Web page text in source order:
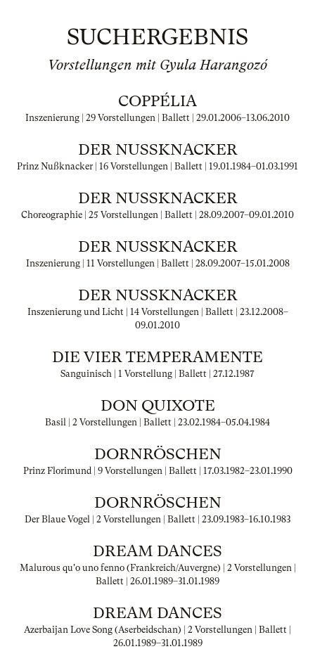
SUCHERGEBNIS
Vorstellungen mit Gyula Harangozó
COPPÉLIA
Inszenierung | 29 Vorstellungen | Ballett | 29.01.2006–13.06.2010
DER NUSSKNACKER
Prinz Nußknacker | 16 Vorstellungen | Ballett | 19.01.1984–01.03.1991
DER NUSSKNACKER
Choreographie | 25 Vorstellungen | Ballett | 28.09.2007–09.01.2010
DER NUSSKNACKER
Inszenierung | 11 Vorstellungen | Ballett | 28.09.2007–15.01.2008
DER NUSSKNACKER
Inszenierung und Licht | 14 Vorstellungen | Ballett | 23.12.2008–
09.01.2010
DIE VIER TEMPERAMENTE
Sanguinisch | 1 Vorstellung | Ballett | 27.12.1987
DON QUIXOTE
Basil | 2 Vorstellungen | Ballett | 23.02.1984–05.04.1984
DORNRÖSCHEN
Prinz Florimund | 9 Vorstellungen | Ballett | 17.03.1982–23.01.1990
DORNRÖSCHEN
Der Blaue Vogel | 2 Vorstellungen | Ballett | 23.09.1983–16.10.1983
DREAM DANCES
Malurous qu'o uno fenno (Frankreich/Auvergne) | 2 Vorstellungen |
Ballett | 26.01.1989–31.01.1989
DREAM DANCES
Azerbaijan Love Song (Aserbeidschan) | 2 Vorstellungen | Ballett |
26.01.1989–31.01.1989